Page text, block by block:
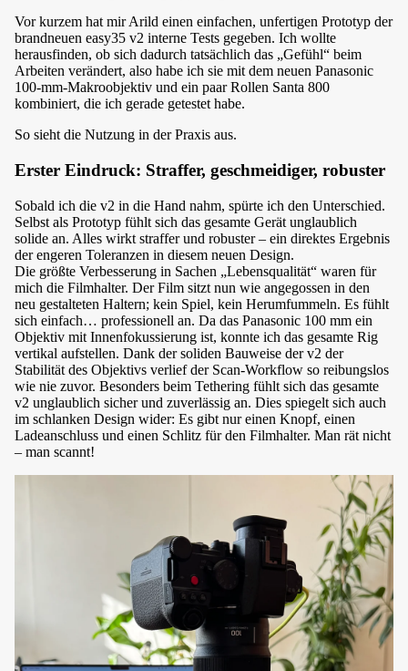
Vor kurzem hat mir Arild einen einfachen, unfertigen Prototyp der
brandneuen easy35 v2 interne Tests gegeben. Ich wollte
herausfinden, ob sich dadurch tatsächlich das „Gefühl“ beim
Arbeiten verändert, also habe ich sie mit dem neuen Panasonic
100-mm-Makroobjektiv und ein paar Rollen Santa 800
kombiniert, die ich gerade getestet habe.
So sieht die Nutzung in der Praxis aus.
Erster Eindruck: Straffer, geschmeidiger, robuster
Sobald ich die v2 in die Hand nahm, spürte ich den Unterschied.
Selbst als Prototyp fühlt sich das gesamte Gerät unglaublich
solide an. Alles wirkt straffer und robuster – ein direktes Ergebnis
der engeren Toleranzen in diesem neuen Design.
Die größte Verbesserung in Sachen „Lebensqualität“ waren für
mich die Filmhalter. Der Film sitzt nun wie angegossen in den
neu gestalteten Haltern; kein Spiel, kein Herumfummeln. Es fühlt
sich einfach… professionell an. Da das Panasonic 100 mm ein
Objektiv mit Innenfokussierung ist, konnte ich das gesamte Rig
vertikal aufstellen. Dank der soliden Bauweise der v2 der
Stabilität des Objektivs verlief der Scan-Workflow so reibungslos
wie nie zuvor. Besonders beim Tethering fühlt sich das gesamte
v2 unglaublich sicher und zuverlässig an. Dies spiegelt sich auch
im schlanken Design wider: Es gibt nur einen Knopf, einen
Ladeanschluss und einen Schlitz für den Filmhalter. Man rät nicht
– man scannt!